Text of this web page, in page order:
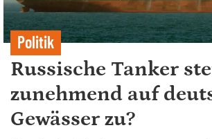
Politik
Russische Tanker
zunehmend auf
Gewässer zu?